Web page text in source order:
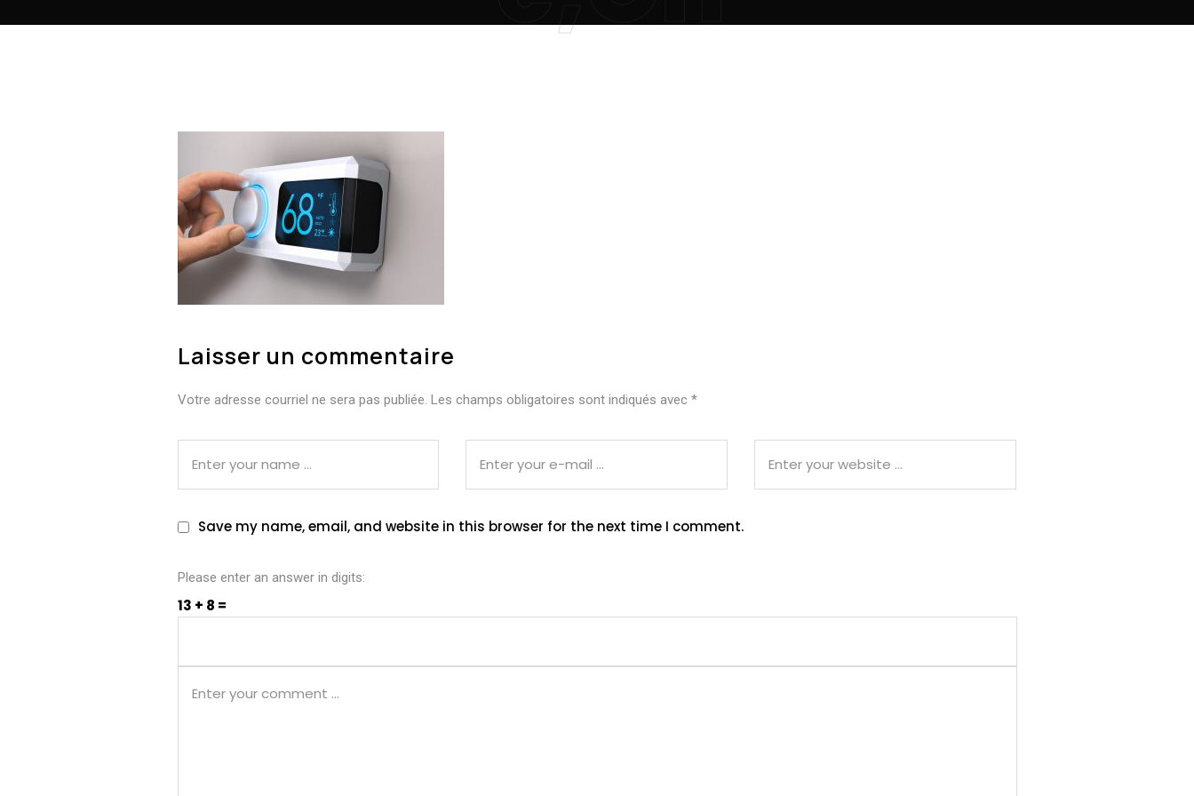
Laisser un commentaire
Votre adresse courriel ne sera pas publiée. Les champs obligatoires sont indiqués avec *
Save my name, email, and website in this browser for the next time I comment.
Please enter an answer in digits:
13 + 8 =